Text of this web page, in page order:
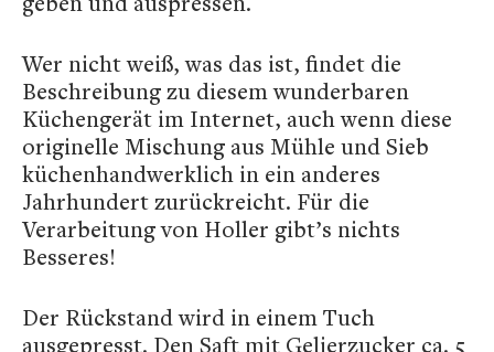
Wer nicht weiß, was das ist, findet die
Beschreibung zu diesem wunderbaren
Küchengerät im Internet, auch wenn diese
originelle Mischung aus Mühle und Sieb
küchenhandwerklich in ein anderes
Jahrhundert zurückreicht. Für die
Verarbeitung von Holler gibt’s nichts
Besseres!
Der Rückstand wird in einem Tuch
ausgepresst. Den Saft mit Gelierzucker ca. 5